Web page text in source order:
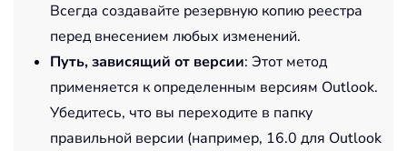
Всегда создавайте резервную копию реестра
перед внесением любых изменений.
Путь, зависящий от версии: Этот метод
применяется к определенным версиям Outlook.
Убедитесь, что вы переходите в папку
правильной версии (например, 16.0 для Outlook